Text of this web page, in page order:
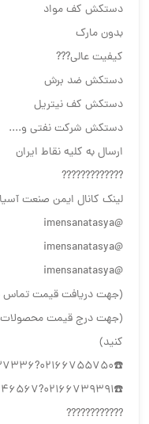
دستکش کف مواد
بدون مارک
کیفیت عالی???
دستکش ضد برش
دستکش کف نیتریل
دستکش شرکت نفتی و....
ارسال به کلیه نقاط ایران
?????????????
لینک کانال ایمن صنعت
@imensanatasya
@imensanatasya
@imensanatasya
(جهت دریافت قیمت تماس
(جهت درج قیمت محصولات در
کنید)
☎️02166755750?09126437336
☎️02166739391?09126846567
????????????